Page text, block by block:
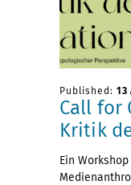
Published: 13
Call for
Kritik
Ein